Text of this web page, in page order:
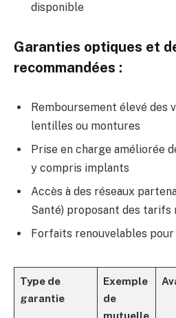
disponible
Garanties optiques et
recommandées :
Remboursement élevé des
lentilles ou montures
Prise en charge améliorée
y compris implants
Accès à des réseaux
Santé) proposant des tarifs
Forfaits renouvelables
Type de
garantie
Exemple
de
mutuelle